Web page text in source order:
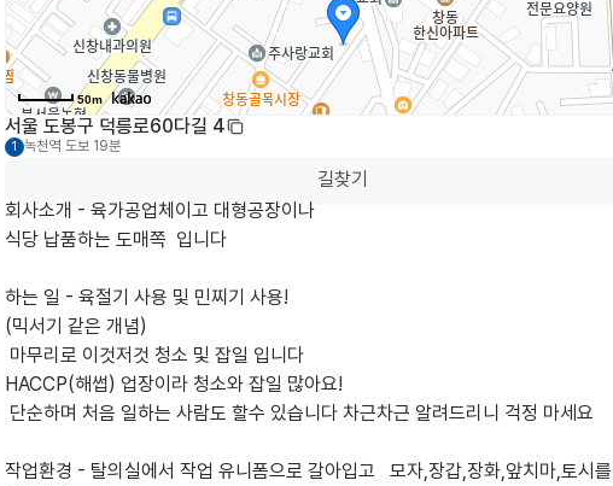
50m
서울 도봉구 덕릉로60다길 4
1 녹천역 도보 19분
길찾기
회사소개 - 육가공업체이고 대형공장이나
식당 납품하는 도매쪽  입니다
하는 일 - 육절기 사용 및 민찌기 사용!
(믹서기 같은 개념)
HACCP(해썹) 업장이라 청소와 잡일 많아요!
작업환경 - 탈의실에서 작업 유니폼으로 갈아입고   모자,장갑,장화,앞치마,토시